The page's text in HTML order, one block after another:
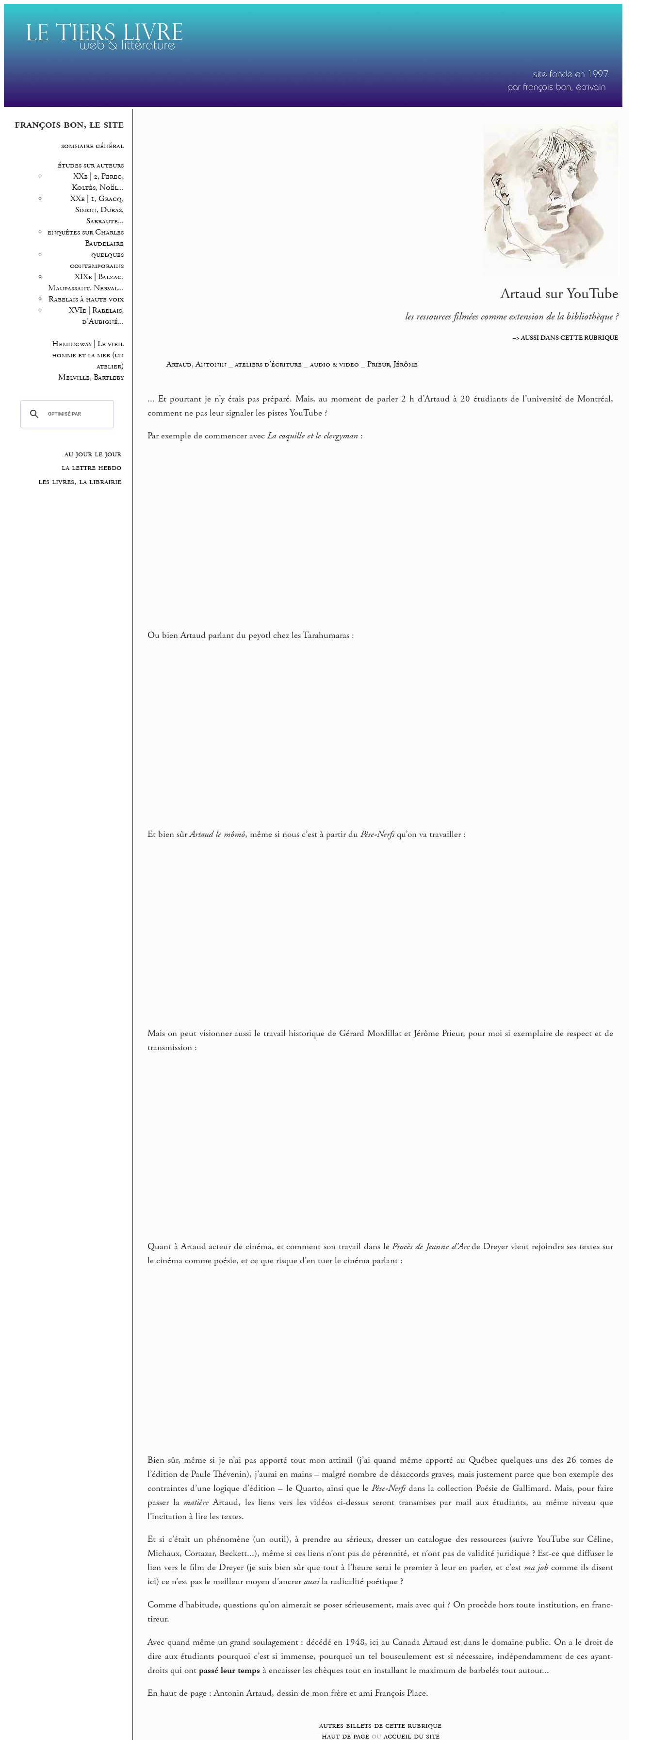
françois bon, le site
sommaire général
études sur auteurs
XXe | 2, Perec,
Koltès, Noël...
XXe | 1, Gracq,
Simon, Duras,
Sarraute...
enquêtes sur Charles
Baudelaire
quelques
contemporains
XIXe | Balzac,
Maupassant, Nerval...
Rabelais à haute voix
XVIe | Rabelais,
d’Aubigné...
Hemingway | Le vieil
homme et la mer (un
atelier)
Melville, Bartleby
au jour le jour
la lettre hebdo
les livres, la librairie
Artaud sur YouTube
les ressources filmées comme extension de la bibliothèque ?
–> AUSSI DANS CETTE RUBRIQUE
Artaud, Antonin _ateliers d’écriture _audio & video _Prieur, Jérôme
... Et pourtant je n’y étais pas préparé. Mais, au moment de parler 2 h d’Artaud à 20 étudiants de l’université de Montréal,
comment ne pas leur signaler les pistes YouTube ?
Par exemple de commencer avec La coquille et le clergyman :
Ou bien Artaud parlant du peyotl chez les Tarahumaras :
Et bien sûrArtaud le mômô, même si nous c’est à partir du Pèse-Nerfsqu’on va travailler :
Mais on peut visionner aussi le travail historique de Gérard Mordillat et Jérôme Prieur, pour moi si exemplaire de respect et de
transmission :
Quant à Artaud acteur de cinéma, et comment son travail dans leProcès de Jeanne d’Arcde Dreyer vient rejoindre ses textes sur
le cinéma comme poésie, et ce que risque d’en tuer le cinéma parlant :
Bien sûr, même si je n’ai pas apporté tout mon attirail (j’ai quand même apporté au Québec quelques-uns des 26 tomes de
l’édition de Paule Thévenin), j’aurai en mains – malgré nombre de désaccords graves, mais justement parce que bon exemple des
contraintes d’une logique d’édition – le Quarto, ainsi que lePèse-Nerfsdans la collection Poésie de Gallimard. Mais, pour faire
passer la matière Artaud, les liens vers les vidéos ci-dessus seront transmises par mail aux étudiants, au même niveau que
l’incitation à lire les textes.
Et si c’était un phénomène (un outil), à prendre au sérieux, dresser un catalogue des ressources (suivre YouTube sur Céline,
Michaux, Cortazar, Beckett...), même si ces liens n’ont pas de pérennité, et n’ont pas de validité juridique ? Est-ce que diffuser le
lien vers le film de Dreyer (je suis bien sûr que tout à l’heure serai le premier à leur en parler, et c’est ma job comme ils disent
ici) ce n’est pas le meilleur moyen d’ancreraussila radicalité poétique ?
Comme d’habitude, questions qu’on aimerait se poser sérieusement, mais avec qui ? On procède hors toute institution, en franc-
tireur.
Avec quand même un grand soulagement : décédé en 1948, ici au Canada Artaud est dans le domaine public. On a le droit de
dire aux étudiants pourquoi c’est si immense, pourquoi un tel bousculement est si nécessaire, indépendamment de ces ayant-
droits qui ont passé leur temps à encaisser les chèques tout en installant le maximum de barbelés tout autour...
En haut de page : Antonin Artaud, dessin de mon frère et ami François Place.
autres billets de cette rubrique
haut de pageouaccueil du site